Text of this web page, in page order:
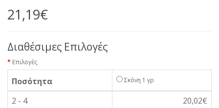
21,19€
Διαθέσιμες Επιλογές
Επιλογές
Ποσότητα Σκόνη 1 γρ
2 - 4
20,02€